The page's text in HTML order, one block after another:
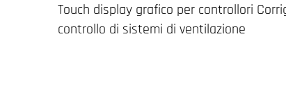
Touch display grafico per controllori
controllo di sistemi di ventilazione